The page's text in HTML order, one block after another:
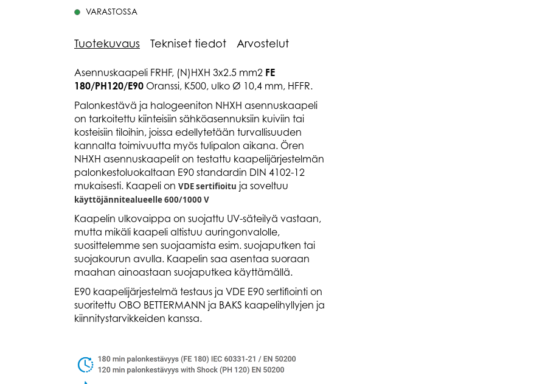
VARASTOSSA
Tuotekuvaus Tekniset tiedot Arvostelut
Asennuskaapeli FRHF, (N)HXH 3x2.5 mm2 FE
180/PH120/E90 Oranssi, K500, ulko Ø 10,4 mm, HFFR.
Palonkestävä ja halogeeniton NHXH asennuskaapeli
on tarkoitettu kiinteisiin sähköasennuksiin kuiviin tai
kosteisiin tiloihin, joissa edellytetään turvallisuuden
kannalta toimivuutta myös tulipalon aikana. Ören
NHXH asennuskaapelit on testattu kaapelijärjestelmän
palonkestoluokaltaan E90 standardin DIN 4102-12
mukaisesti. Kaapeli on VDE sertifioitu ja soveltuu
käyttöjännitealueelle 600/1000 V
Kaapelin ulkovaippa on suojattu UV-säteilyä vastaan,
mutta mikäli kaapeli altistuu auringonvalolle,
suosittelemme sen suojaamista esim. suojaputken tai
suojakourun avulla. Kaapelin saa asentaa suoraan
maahan ainoastaan suojaputkea käyttämällä.
E90 kaapelijärjestelmä testaus ja VDE E90 sertifiointi on
suoritettu OBO BETTERMANN ja BAKS kaapelihyllyjen ja
kiinnitystarvikkeiden kanssa.